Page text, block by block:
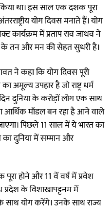
किया था। इस साल एक दशक पूरा
योग दिवस मनाते हैं। योग
में प्रताप राव जाधव ने
के तन और मन की सेहत सुधरी है।
ने कहा कि योग दिवस पूरी
अमूल्य उपहार है जो राष्ट्र धर्म
दुनिया के करोड़ों लोग एक साथ
आर्थिक मॉडल बन रहा है आने वाले
पिछले 11 साल में ये भारत का
दुनिया में सम्मान और
पूरा होने और 11 वें वर्ष में प्रवेश
के विशाखापट्टनम में
के साथ योग करेंगे। उनके साथ राज्य